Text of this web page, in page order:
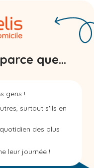
que...
gens !
surtout s'ils en
des plus
leur journée !